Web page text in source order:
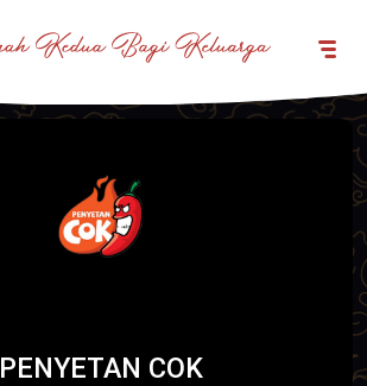
PENYETAN COK